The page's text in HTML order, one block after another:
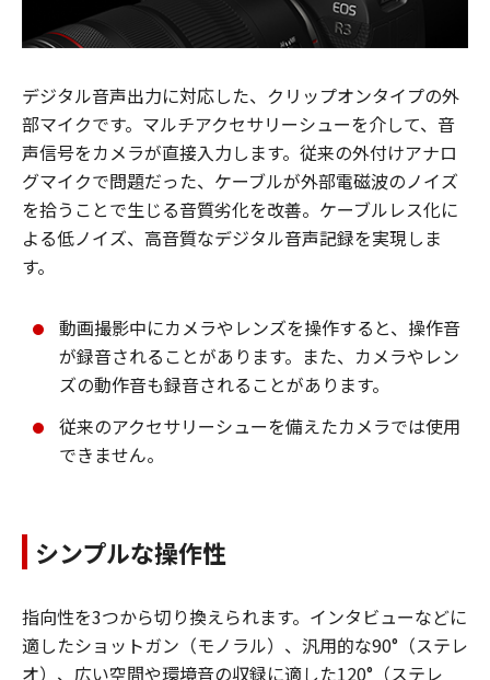
デジタル音声出力に対応した、クリップオンタイプの外
部マイクです。マルチアクセサリーシューを介して、音
声信号をカメラが直接入力します。従来の外付けアナロ
グマイクで問題だった、ケーブルが外部電磁波のノイズ
を拾うことで生じる音質劣化を改善。ケーブルレス化に
よる低ノイズ、高音質なデジタル音声記録を実現しま
す。
動画撮影中にカメラやレンズを操作すると、操作音
が録音されることがあります。また、カメラやレン
ズの動作音も録音されることがあります。
従来のアクセサリーシューを備えたカメラでは使用
できません。
シンプルな操作性
指向性を3つから切り換えられます。インタビューなどに
適したショットガン（モノラル）、汎用的な90°（ステレ
オ）、広い空間や環境音の収録に適した120°（ステレ